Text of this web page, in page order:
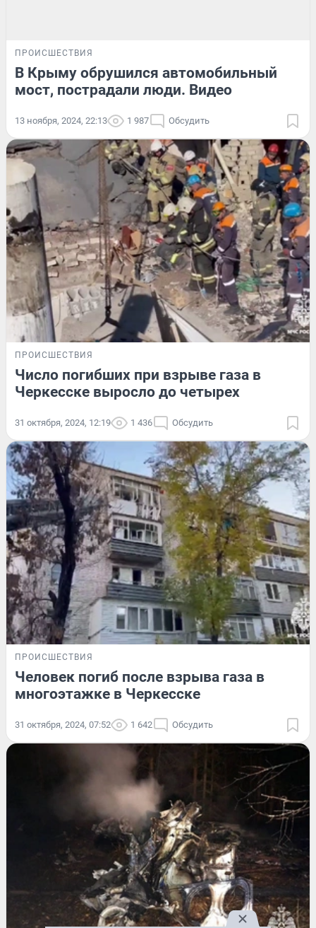
ПРОИСШЕСТВИЯ
В Крыму обрушился автомобильный
мост, пострадали люди. Видео
13 ноября, 2024, 22:13 1 987 Обсудить
ПРОИСШЕСТВИЯ
Число погибших при взрыве газа в
Черкесске выросло до четырех
31 октября, 2024, 12:19 1 436 Обсудить
ПРОИСШЕСТВИЯ
Человек погиб после взрыва газа в
многоэтажке в Черкесске
31 октября, 2024, 07:52 1 642 Обсудить